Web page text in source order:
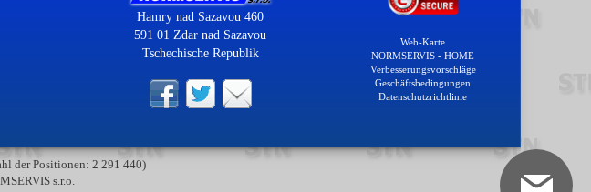
Hamry nad Sazavou 460
591 01 Zdar nad Sazavou
Tschechische Republik
Web-Karte
NORMSERVIS - HOME
Verbesserungsvorschläge
Geschäftsbedingungen
Datenschutzrichtlinie
der Positionen: 2 291 440)
s.r.o.